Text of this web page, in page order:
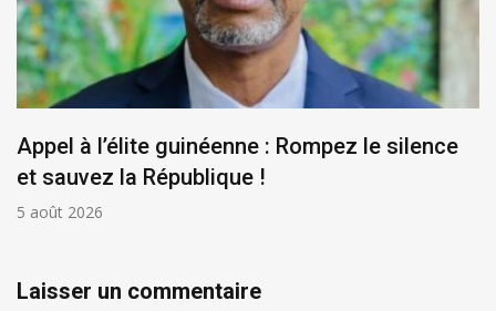
Appel à l’élite guinéenne : Rompez le silence
et sauvez la République !
5 août 2026
Laisser un commentaire